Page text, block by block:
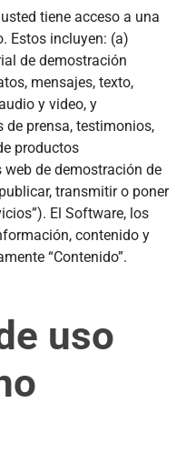
tiene acceso a una
Estos incluyen: (a)
de demostración
mensajes, texto,
y video, y
prensa, testimonios,
productos
web de demostración de
transmitir o poner
El Software, los
contenido y
“Contenido”.
uso